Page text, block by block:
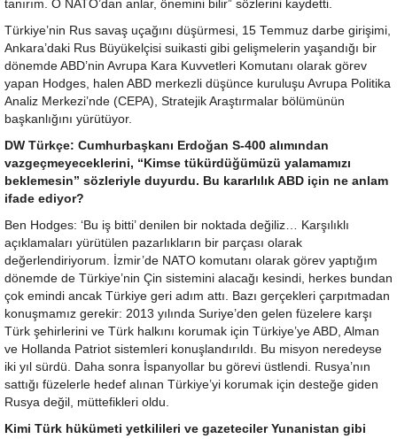
tanırım. O NATO’dan anlar, önemini bilir” sözlerini kaydetti.
Türkiye’nin Rus savaş uçağını düşürmesi, 15 Temmuz darbe girişimi,
Ankara’daki Rus Büyükelçisi suikasti gibi gelişmelerin yaşandığı bir
dönemde ABD’nin Avrupa Kara Kuvvetleri Komutanı olarak görev
yapan Hodges, halen ABD merkezli düşünce kuruluşu Avrupa Politika
Analiz Merkezi’nde (CEPA), Stratejik Araştırmalar bölümünün
başkanlığını yürütüyor.
DW Türkçe: Cumhurbaşkanı Erdoğan S-400 alımından
vazgeçmeyeceklerini, “Kimse tükürdüğümüzü yalamamızı
beklemesin” sözleriyle duyurdu. Bu kararlılık ABD için ne anlam
ifade ediyor?
Ben Hodges: ‘Bu iş bitti’ denilen bir noktada değiliz… Karşılıklı
açıklamaları yürütülen pazarlıkların bir parçası olarak
değerlendiriyorum. İzmir’de NATO komutanı olarak görev yaptığım
dönemde de Türkiye’nin Çin sistemini alacağı kesindi, herkes bundan
çok emindi ancak Türkiye geri adım attı. Bazı gerçekleri çarpıtmadan
konuşmamız gerekir: 2013 yılında Suriye’den gelen füzelere karşı
Türk şehirlerini ve Türk halkını korumak için Türkiye’ye ABD, Alman
ve Hollanda Patriot sistemleri konuşlandırıldı. Bu misyon neredeyse
iki yıl sürdü. Daha sonra İspanyollar bu görevi üstlendi. Rusya’nın
sattığı füzelerle hedef alınan Türkiye’yi korumak için desteğe giden
Rusya değil, müttefikleri oldu.
Kimi Türk hükümeti yetkilileri ve gazeteciler Yunanistan gibi